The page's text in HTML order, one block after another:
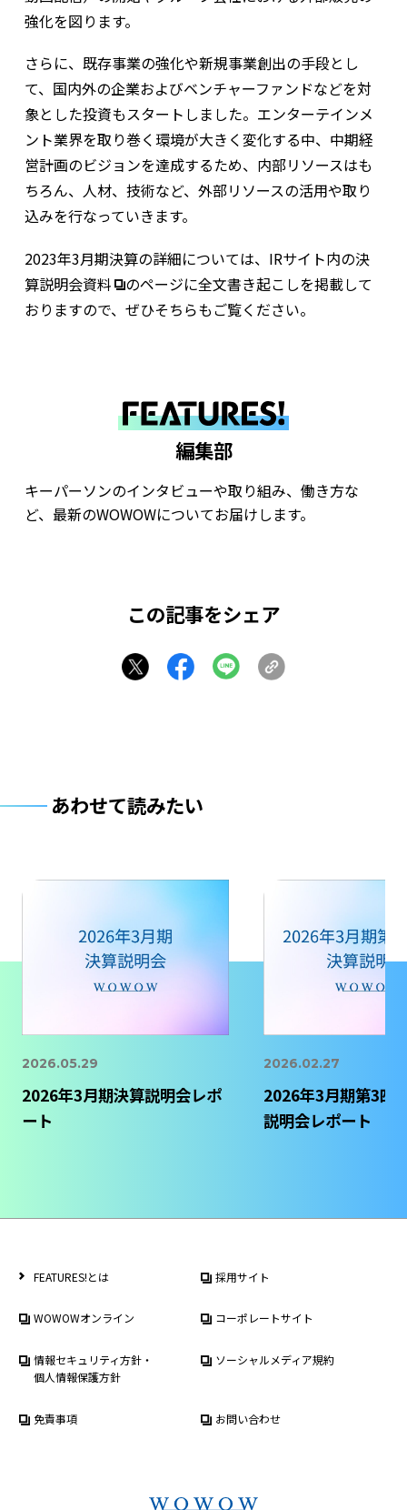
強化を図ります。
さらに、既存事業の強化や新規事業創出の手段とし
て、国内外の企業およびベンチャーファンドなどを対
象とした投資もスタートしました。エンターテインメ
ント業界を取り巻く環境が大きく変化する中、中期経
営計画のビジョンを達成するため、内部リソースはも
ちろん、人材、技術など、外部リソースの活用や取り
込みを行なっていきます。
2023年3月期決算の詳細については、IRサイト内の決
算説明会資料
のページに全文書き起こしを掲載して
おりますので、ぜひそちらもご覧ください。
編集部
キーパーソンのインタビューや取り組み、 働き方な
ど、最新のWOWOWについてお届けします。
この記事をシェア
あわせて読みたい
2026.05.29
2026年3月期決算説明会レポ
ート
2026.02.27
2026年3月期第3四
説明会レポート
FEATURES!とは 採用サイト
WOWOWオンライン コーポレートサイト
情報セキュリティ方針・
個人情報保護方針
ソーシャルメディア規約
免責事項 お問い合わせ